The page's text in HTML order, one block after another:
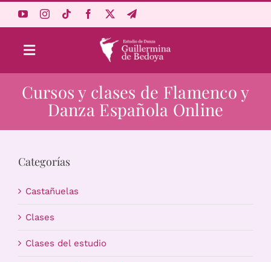
Toggle
Navigation
Aprende Online
Estudio
Carrito
Cursos y clases de Flamenco y
Danza Española Online
Categorías
Castañuelas
Clases
Clases del estudio